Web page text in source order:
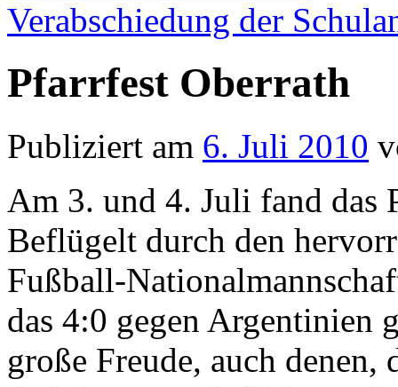
Verabschiedung der
Pfarrfest Oberrath
Publiziert am 6. Juli 2010
Am 3. und 4. Juli fand das
Beflügelt durch den
Fußball-
das 4:0 gegen Argentinien
große Freude, auch denen,